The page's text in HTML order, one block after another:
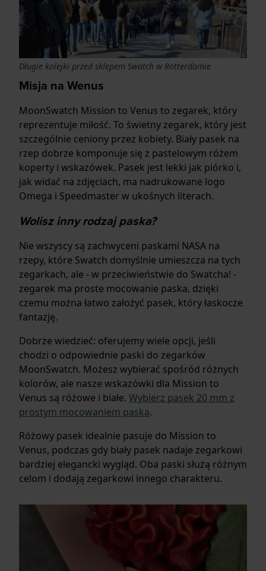
Długie kolejki przed sklepem Swatch w Rotterdamie
Misja na Wenus
MoonSwatch Mission to Venus to zegarek, który
reprezentuje miłość. To świetny zegarek, który jest
szczególnie ceniony przez kobiety. Biały pasek na
rzep dobrze komponuje się z pastelowym różem
koperty i wskazówek. Pasek jest lekki jak piórko i,
jak widać na zdjęciach, ma nadrukowane logo
Omega i Speedmaster w ukośnych literach.
Wolisz inny rodzaj paska?
Nie wszyscy są zachwyceni paskami NASA na
rzepy, które Swatch domyślnie umieszcza na tych
zegarkach, ale - w przeciwieństwie do Swatcha! -
zegarek ma proste mocowanie paska, dzięki
czemu można łatwo założyć pasek, który łaskocze
fantazję.
Dobrze wiedzieć: oferujemy wiele opcji, jeśli
chodzi o odpowiednie paski do zegarków
MoonSwatch. Możesz wybierać spośród różnych
kolorów, ale nasze wskazówki dla Mission to
Venus są różowe i białe. Wybierz pasek 20 mm z
prostym mocowaniem paska.
Różowy pasek idealnie pasuje do Mission to
Venus, podczas gdy biały pasek nadaje zegarkowi
bardziej elegancki wygląd. Oba paski służą różnym
celom i dodają zegarkowi innego charakteru.